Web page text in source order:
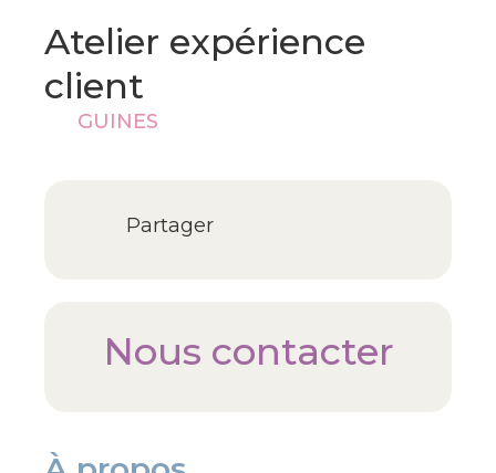
Atelier expérience
client
GUINES
Partager
Nous contacter